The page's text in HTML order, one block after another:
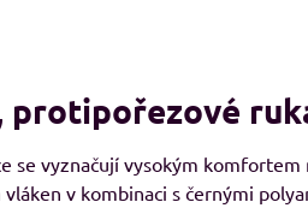
protipořezové
se vyznačují vysokým komfortem
v kombinaci s černými